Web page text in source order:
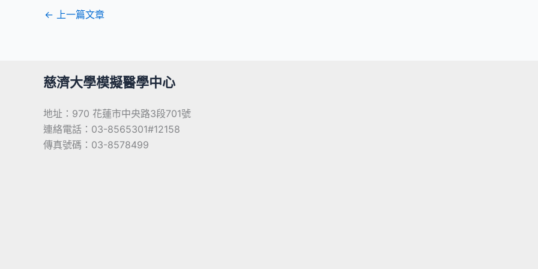
← 上一篇文章
慈濟大學模擬醫學中心
地址：970 花蓮市中央路3段701號
連絡電話：03-8565301#12158
傳真號碼：03-8578499